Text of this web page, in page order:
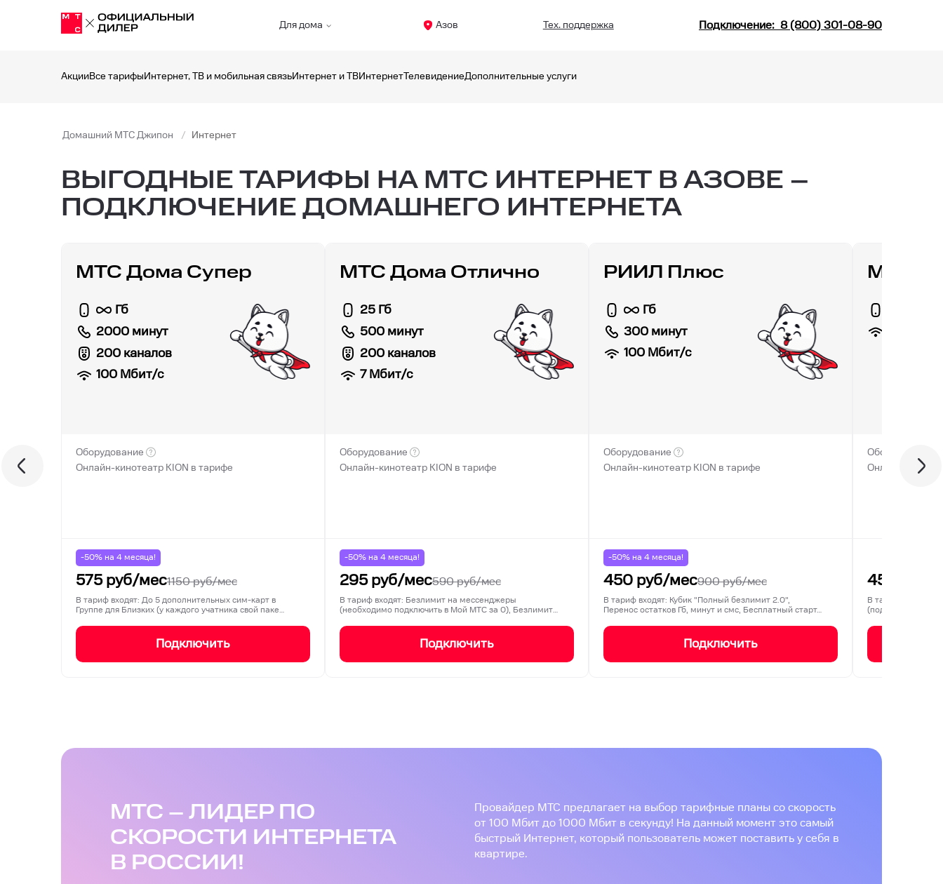
Для дома Азов Тех. поддержка Подключение: 8 (800) 301-08-90
АкцииВсе тарифыИнтернет, ТВ и мобильная связьИнтернет и ТВИнтернетТелевидениеДополнительные услуги
Домашний МТС Джипон Интернет
ВЫГОДНЫЕ ТАРИФЫ НА МТС ИНТЕРНЕТ В АЗОВЕ –
ПОДКЛЮЧЕНИЕ ДОМАШНЕГО ИНТЕРНЕТА
МТС Дома Супер
Гб
2000 минут
200 каналов
100 Мбит/с
Оборудование
Онлайн-кинотеатр KION в тарифе
-50% на 4 месяца!
575руб/мес1150руб/мес
В тариф входят: До 5 дополнительных сим-карт в
Группе для Близких (у каждого учатника свой паке…
Подключить
МТС Дома Отлично
25 Гб
500 минут
200 каналов
7Мбит/с
Оборудование
Онлайн-кинотеатр KION в тарифе
-50% на 4месяца!
295руб/мес590руб/мес
В тариф входят: Безлимит на мессенджеры
(необходимо подключить в Мой МТС за 0), Безлимит
Подключить
РИИЛ Плюс
Гб
300 минут
100Мбит/с
Оборудование
Онлайн-кинотеатр KION в тарифе
-50% на 4месяца!
450руб/мес900руб/мес
В тариф входят: Кубик "Полный безлимит 2.0",
Перенос остатков Гб, минут и смс, Бесплатный старт…
Подключить
МТС
Оборудование
Онлайн-
450
В тариф входят:
(подключается
МТС – ЛИДЕР ПО
СКОРОСТИ ИНТЕРНЕТА
В РОССИИ!
Провайдер МТС предлагает на выбор тарифные планы со скорость
от 100 Мбит до 1000 Мбит в секунду! На данный момент это самый
быстрый Интернет, который пользователь может поставить у себя в
квартире.